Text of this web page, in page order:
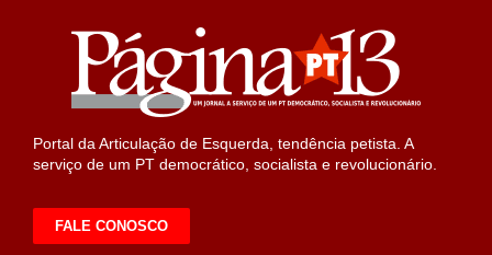
Portal da Articulação de Esquerda, tendência petista. A
serviço de um PT democrático, socialista e revolucionário.
FALE CONOSCO